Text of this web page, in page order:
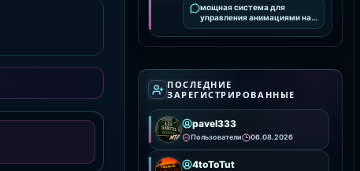
мощная система для
управления анимациями на
вашем сервере. Она
предоставляет удобные
инструменты для
анимаций, улучшая
ПОСЛЕДНИЕ
ЗАРЕГИСТРИРОВАННЫЕ
pavel333
Пользователи 06.08.2026
4toToTut